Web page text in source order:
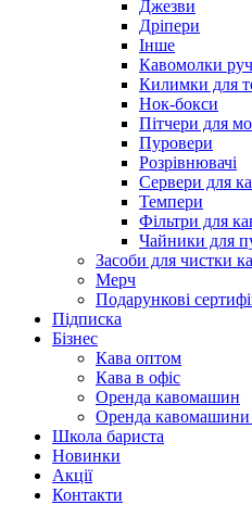
Джезви
Дріпери
Інше
Кавомолки
Килимки для
Нок-бокси
Пітчери для
Пуровери
Розрівнювачі
Сервери для
Темпери
Фільтри для
Чайники для
Засоби для чистки
Мерч
Подарункові
Підписка
Бізнес
Кава оптом
Кава в офіс
Оренда кавомашин
Оренда кавомашини
Школа бариста
Новинки
Акції
Контакти